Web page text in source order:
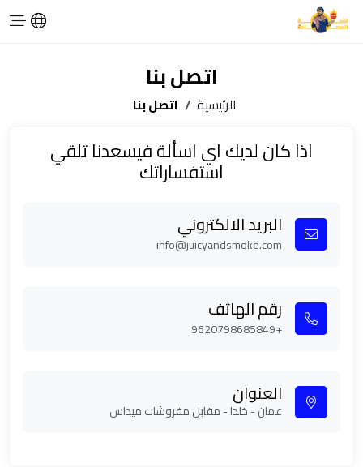
اتصل بنا
الرئيسية اتصل بنا
اذا كان لديك اي اسألة فيسعدنا تلقي
استفساراتك
البريد الالكتروني
info@juicyandsmoke.com
رقم الهاتف
+9620798685849
العنوان
عمان - خلدا - مقابل مفروشات ميداس